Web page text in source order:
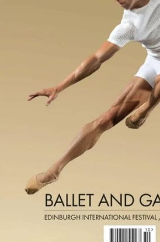
Die britische Fachzeitschrift
der Stiftung SAPA in der
ausführlichen Artikel. Im Fokus
und Erschliessung von
Kostümen sowie die
der Bestände für Forschung und
Weiter geht der Autor auf die
Vermittlungsformate, die
Künstler:innen und Institutionen
Herausforderungen bei der
Erweiterung der Sammlung ein.